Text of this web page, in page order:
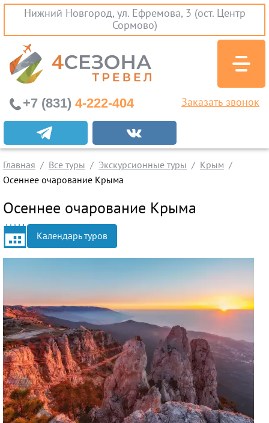
Нижний Новгород, ул. Ефремова, 3 (ост. Центр
Сормово)
Экскурсионные туры
Заграничные экскурсии
Туры на Черное Море
Горящие туры
Раннее бронирование
Железнодорожные туры
+7 (831) 4-222-404 Заказать звонок
Главная Все туры Экскурсионные туры
Крым
Осеннее очарование Крыма
Осеннее очарование Крыма
Календарь туров